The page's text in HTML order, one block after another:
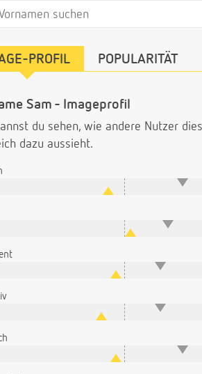
PROFIL POPULARITÄT
Sam - Imageprofil
du sehen, wie andere Nutzer
dazu aussieht.